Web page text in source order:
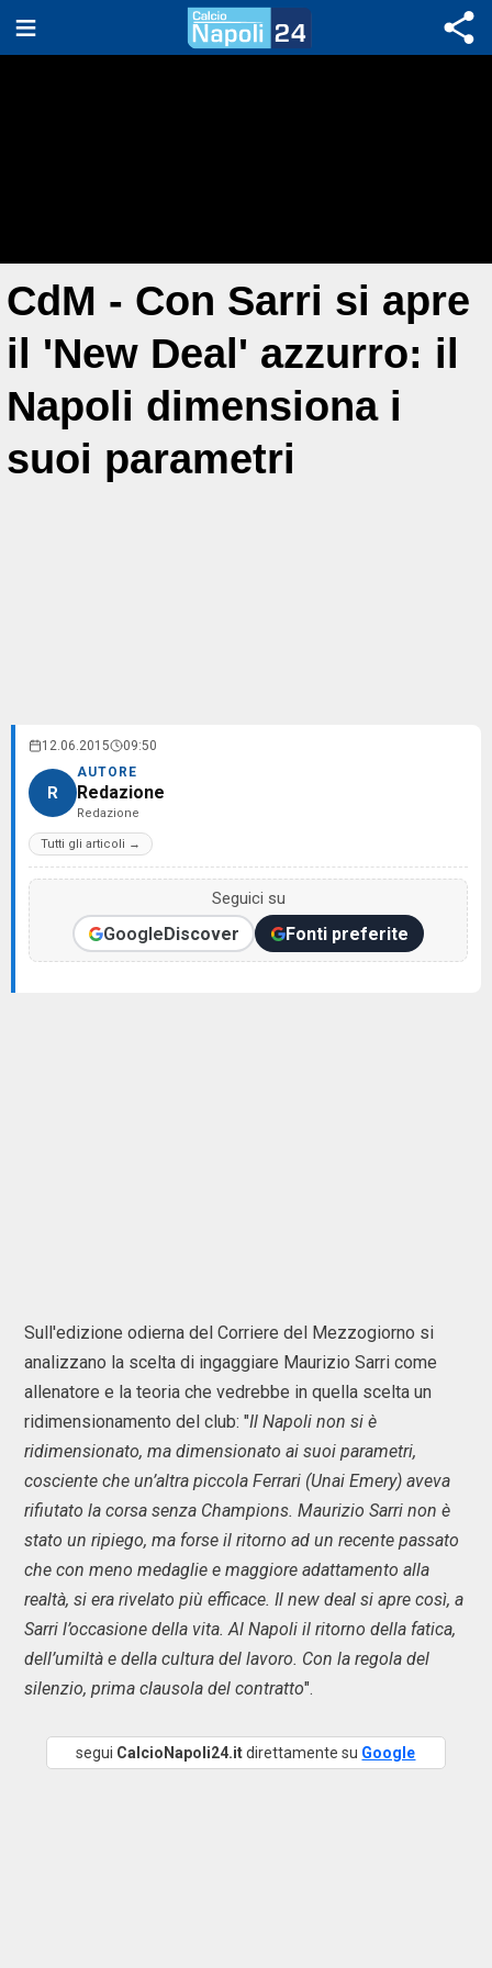
CdM - Con Sarri si apre
il 'New Deal' azzurro: il
Napoli dimensiona i
suoi parametri
12.06.2015 09:50
R
AUTORE
Redazione
Redazione
Tutti gli articoli →
Seguici su
GoogleDiscover Fonti preferite
Sull'edizione odierna del Corriere del Mezzogiorno si
analizzano la scelta di ingaggiare Maurizio Sarri come
allenatore e la teoria che vedrebbe in quella scelta un
ridimensionamento del club: "Il Napoli non si è
ridimensionato, ma dimensionato ai suoi parametri,
cosciente che un’altra piccola Ferrari (Unai Emery) aveva
rifiutato la corsa senza Champions. Maurizio Sarri non è
stato un ripiego, ma forse il ritorno ad un recente passato
che con meno medaglie e maggiore adattamento alla
realtà, si era rivelato più efficace. Il new deal si apre così, a
Sarri l’occasione della vita. Al Napoli il ritorno della fatica,
dell’umiltà e della cultura del lavoro. Con la regola del
silenzio, prima clausola del contratto".
segui CalcioNapoli24.itdirettamente su Google